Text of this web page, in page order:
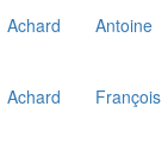
Achard
Antoine
Achard
François